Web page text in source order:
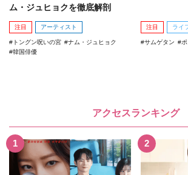
ム・ジュヒョクを徹底解剖
注目 アーティスト
トングン呪いの宮
ナム・ジュヒョク
韓国俳優
注目 ライ
サムゲタン
アクセスランキング